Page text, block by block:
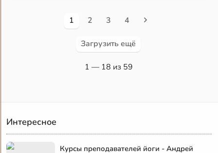
1 2 3 4
Загрузить ещё
1 — 18 из 59
Интересное
Курсы преподавателей йоги - Андрей